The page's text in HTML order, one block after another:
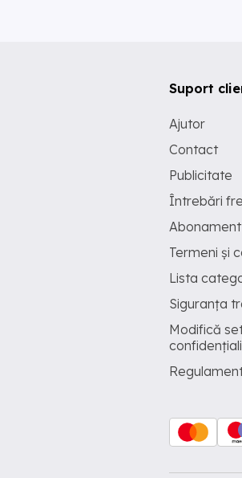
Suport
Ajutor
Contact
Publicitate
Întrebări
Termeni și
Lista
Siguranța
Modifică